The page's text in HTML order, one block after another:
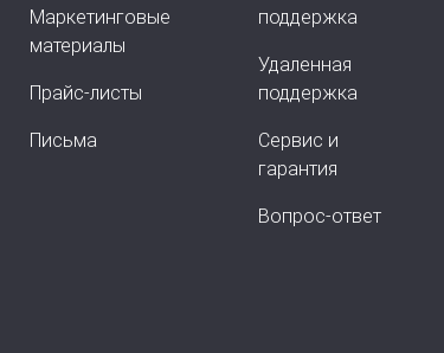
Маркетинговые
материалы
Прайс-листы
Письма
поддержка
Удаленная
поддержка
Сервис и
гарантия
Вопрос-ответ